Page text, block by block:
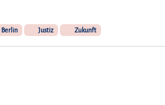
Berlin Justiz Zukunft